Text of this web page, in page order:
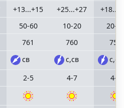
+13...+15
50-60
761
св
2-5
+25...+27
10-20
760
с,св
4-7
20-
758
с,св
4-7